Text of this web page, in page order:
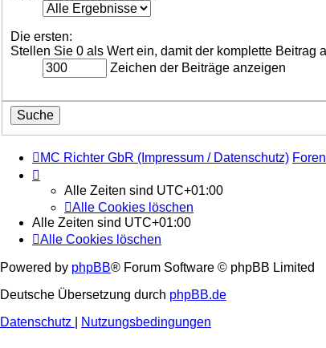
Die ersten:
Stellen Sie 0 als Wert ein, damit der komplette Beitrag
Zeichen der Beiträge anzeigen
MC Richter GbR (Impressum / Datenschutz)
Alle Zeiten sind UTC+01:00
Alle Cookies löschen
Alle Zeiten sind UTC+01:00
Alle Cookies löschen
Powered by phpBB® Forum Software © phpBB Limited
Deutsche Übersetzung durch phpBB.de
Datenschutz
Nutzungsbedingungen